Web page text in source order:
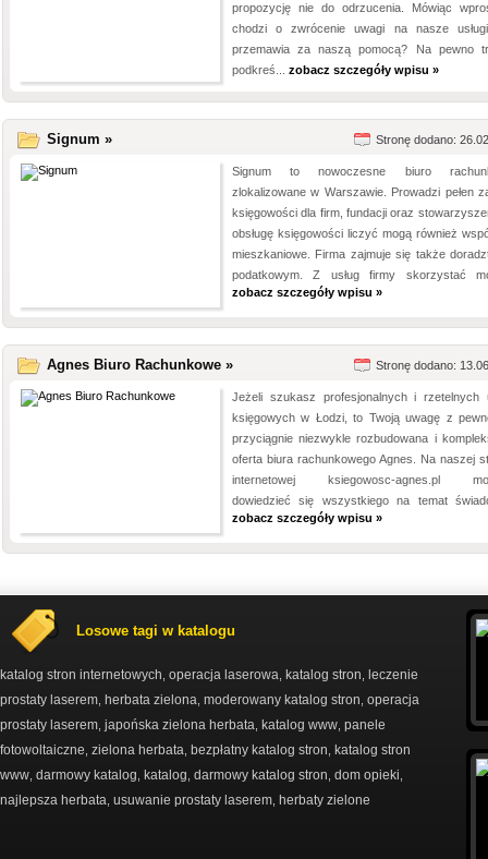
propozycję nie do odrzucenia. Mówiąc
chodzi o zwrócenie uwagi na nasze
przemawia za naszą pomocą? Na pewno
podkreś... zobacz szczegóły wpisu »
Signum » Stronę dodano:
Signum to nowoczesne biuro
zlokalizowane w Warszawie. Prowadzi pełen
księgowości dla firm, fundacji oraz
obsługę księgowości liczyć mogą również
mieszkaniowe. Firma zajmuje się także
podatkowym. Z usług firmy skorzystać
zobacz szczegóły wpisu »
Agnes Biuro Rachunkowe » Stronę dodano:
Jeżeli szukasz profesjonalnych i rzetelnych
księgowych w Łodzi, to Twoją uwagę z
przyciągnie niezwykle rozbudowana i
oferta biura rachunkowego Agnes. Na naszej
internetowej ksiegowosc-agnes.pl
dowiedzieć się wszystkiego na temat
zobacz szczegóły wpisu »
Losowe tagi w katalogu
katalog stron internetowych operacja laserowa katalog stron
leczenie
prostaty laserem herbata zielona moderowany katalog stron operacja
prostaty laserem japońska zielona herbata katalog www panele
fotowoltaiczne zielona herbata bezpłatny katalog stron
katalog stron
www darmowy katalog katalog darmowy katalog stron dom opieki
najlepsza herbata usuwanie prostaty laserem herbaty zielone